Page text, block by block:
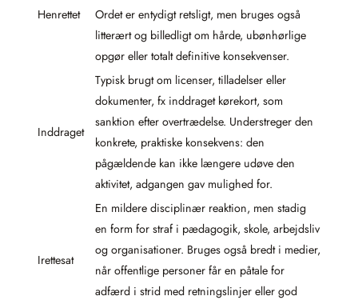
Henrettet
Ordet er entydigt retsligt, men bruges også
litterært og billedligt om hårde, ubønhørlige
opgør eller totalt definitive konsekvenser.
Inddraget
Typisk brugt om licenser, tilladelser eller
dokumenter, fx inddraget kørekort, som
sanktion efter overtrædelse. Understreger den
konkrete, praktiske konsekvens: den
pågældende kan ikke længere udøve den
aktivitet, adgangen gav mulighed for.
Irettesat
En mildere disciplinær reaktion, men stadig
en form for straf i pædagogik, skole, arbejdsliv
og organisationer. Bruges også bredt i medier,
når offentlige personer får en påtale for
adfærd i strid med retningslinjer eller god